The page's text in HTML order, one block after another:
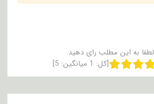
لطفا به این مطلب رای دهید.
[کل: 1 میانگین: 5
]